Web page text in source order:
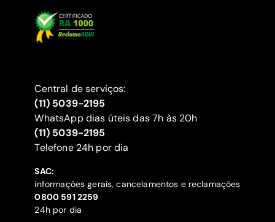
Central de serviços:
(11) 5039-2195
WhatsApp dias úteis das 7h às 20h
(11) 5039-2195
‍Telefone 24h por dia
SAC:
informações gerais, cancelamentos e reclamações
‍0800 591 2259
24h por dia